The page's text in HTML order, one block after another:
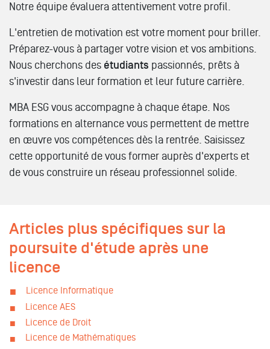
Notre équipe évaluera attentivement votre profil.
L'entretien de motivation est votre moment pour briller.
Préparez-vous à partager votre vision et vos ambitions.
Nous cherchons des étudiants passionnés, prêts à
s'investir dans leur formation et leur future carrière.
MBA ESG vous accompagne à chaque étape. Nos
formations en alternance vous permettent de mettre
en œuvre vos compétences dès la rentrée. Saisissez
cette opportunité de vous former auprès d'experts et
de vous construire un réseau professionnel solide.
Articles plus spécifiques sur la
poursuite d'étude après une
licence
Licence Informatique
Licence AES
Licence de Droit
Licence de Mathématiques